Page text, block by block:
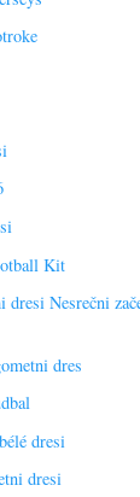
Kit
Nesrečni
dres
dresi
dresi